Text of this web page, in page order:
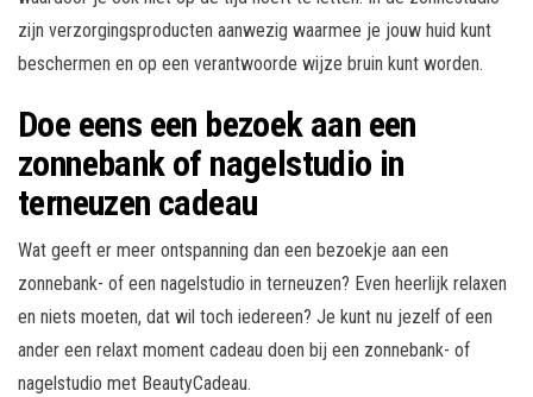
zijn verzorgingsproducten aanwezig waarmee je jouw huid kunt
beschermen en op een verantwoorde wijze bruin kunt worden.
Doe eens een bezoek aan een
zonnebank of nagelstudio in
terneuzen cadeau
Wat geeft er meer ontspanning dan een bezoekje aan een
zonnebank- of een nagelstudio in terneuzen? Even heerlijk relaxen
en niets moeten, dat wil toch iedereen? Je kunt nu jezelf of een
ander een relaxt moment cadeau doen bij een zonnebank- of
nagelstudio met BeautyCadeau.